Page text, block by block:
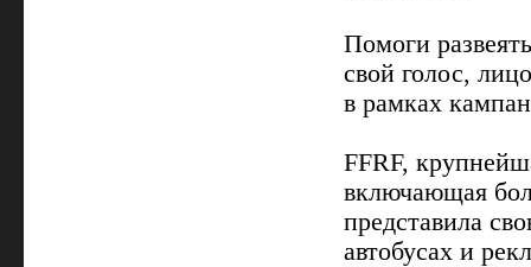
Помоги
свой голос,
в рамках
FFRF,
включающая
представила
автобусах и